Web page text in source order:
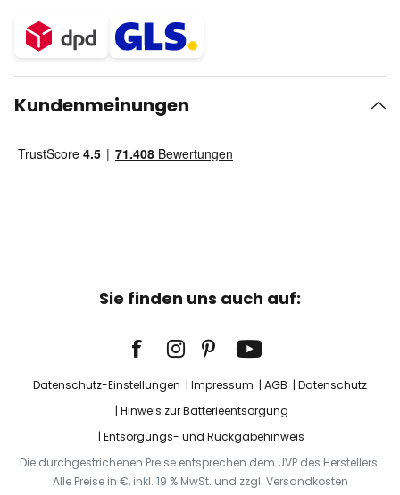
Kundenmeinungen
Sie finden uns auch auf:
Datenschutz-Einstellungen Impressum AGB
Datenschutz
Hinweis zur Batterieentsorgung
Entsorgungs- und Rückgabehinweis
Die durchgestrichenen Preise entsprechen dem UVP des Herstellers.
Alle Preise in €, inkl. 19 % MwSt. und zzgl. Versandkosten